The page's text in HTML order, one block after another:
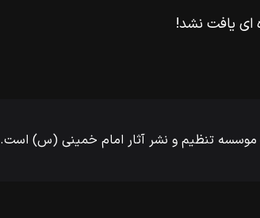
ای یافت نشد!
موسسه تنظیم و نشر آثار امام خمینی (س) است.